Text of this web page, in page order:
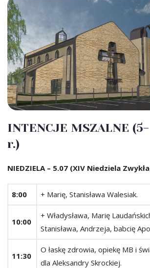
INTENCJE MSZALNE (5-
r.)
NIEDZIELA – 5.07 (XIV Niedziela
8:00 + Marię, Stanisława Walesiak.
10:00
+ Władysława, Marię
Stanisława, Andrzeja, babcię
11:30
O łaskę zdrowia, opiekę MB i
dla Aleksandry Skrockiej.